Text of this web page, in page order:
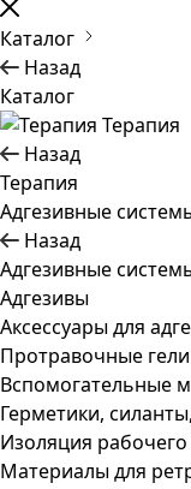
Каталог
Назад
Каталог
Терапия
Назад
Терапия
Адгезивные
Назад
Адгезивные
Адгезивы
Аксессуары для
Протравочные гели
Вспомогательные
Герметики,
Изоляция
Материалы для